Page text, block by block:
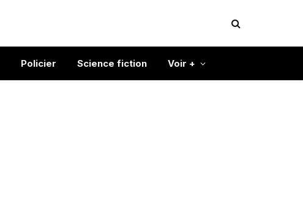
Policier Science fiction Voir +